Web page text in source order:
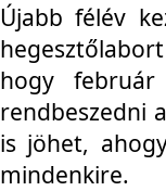
Újabb félév
hogy
rendbeszedni
is jöhet,
mindenkire.